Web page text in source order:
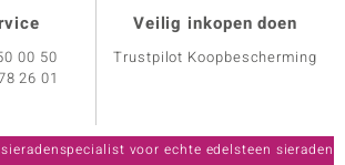
00 50
26 01
Veilig inkopen doen
Trustpilot Koopbescherming
voor echte edelsteen sieraden